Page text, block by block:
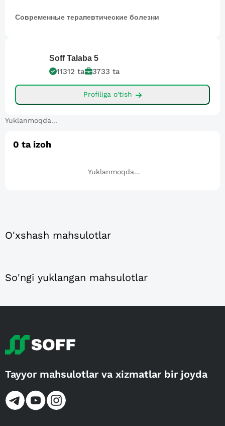
Современные терапевтические болезни
Soff Talaba 5
11312 ta 3733 ta
Profiliga o'tish
Yuklanmoqda...
0 ta izoh
Yuklanmoqda...
O'xshash mahsulotlar
So'ngi yuklangan mahsulotlar
Tayyor mahsulotlar va xizmatlar bir joyda